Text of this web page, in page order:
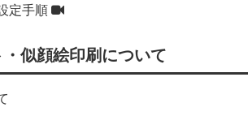
定手順
似顔絵印刷について